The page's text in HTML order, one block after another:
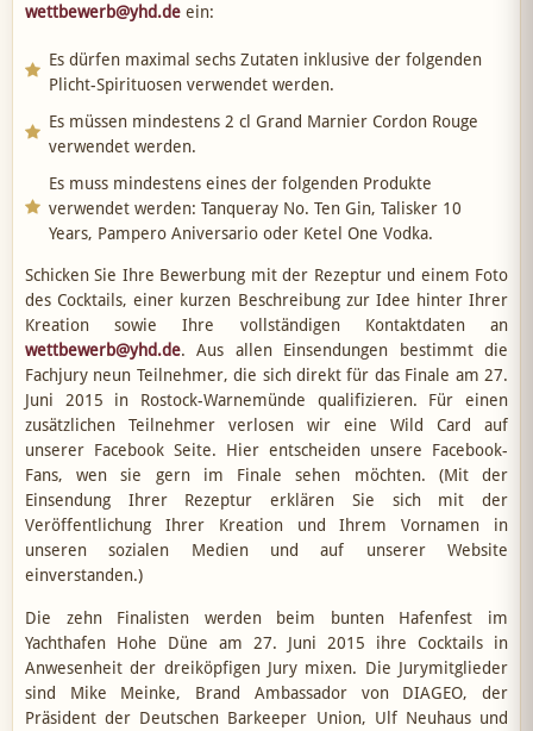
wettbewerb@yhd.de ein:
Es dürfen maximal sechs Zutaten inklusive der folgenden
Plicht-Spirituosen verwendet werden.
Es müssen mindestens 2 cl Grand Marnier Cordon Rouge
verwendet werden.
Es muss mindestens eines der folgenden Produkte
verwendet werden: Tanqueray No. Ten Gin, Talisker 10
Years, Pampero Aniversario oder Ketel One Vodka.
Schicken Sie Ihre Bewerbung mit der Rezeptur und einem Foto
des Cocktails, einer kurzen Beschreibung zur Idee hinter Ihrer
Kreation sowie Ihre vollständigen Kontaktdaten an
wettbewerb@yhd.de. Aus allen Einsendungen bestimmt die
Fachjury neun Teilnehmer, die sich direkt für das Finale am 27.
Juni 2015 in Rostock-Warnemünde qualifizieren. Für einen
zusätzlichen Teilnehmer verlosen wir eine Wild Card auf
unserer Facebook Seite. Hier entscheiden unsere Facebook-
Fans, wen sie gern im Finale sehen möchten. (Mit der
Einsendung Ihrer Rezeptur erklären Sie sich mit der
Veröffentlichung Ihrer Kreation und Ihrem Vornamen in
unseren sozialen Medien und auf unserer Website
einverstanden.)
Die zehn Finalisten werden beim bunten Hafenfest im
Yachthafen Hohe Düne am 27. Juni 2015 ihre Cocktails in
Anwesenheit der dreiköpfigen Jury mixen. Die Jurymitglieder
sind Mike Meinke, Brand Ambassador von DIAGEO, der
Präsident der Deutschen Barkeeper Union, Ulf Neuhaus und